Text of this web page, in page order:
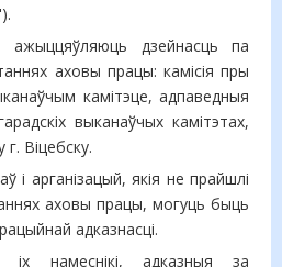
ажыццяўляюць дзейнасць па
аховы працы: камісія пры
камітэце, адпаведныя
выканаўчых камітэтах,
г. Віцебску.
і арганізацый, якія не прайшлі
аховы працы, могуць быць
адказнасці.
іх намеснікі, адказныя за